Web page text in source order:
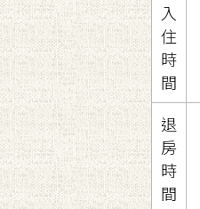
入
住
時
間
退
房
時
間